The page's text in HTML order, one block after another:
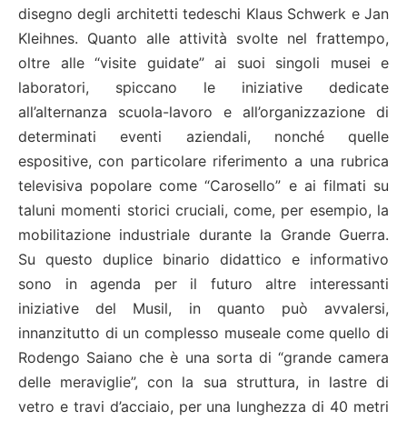
disegno degli architetti tedeschi Klaus Schwerk e Jan
Kleihnes. Quanto alle attività svolte nel frattempo,
oltre alle “visite guidate” ai suoi singoli musei e
laboratori, spiccano le iniziative dedicate
all’alternanza scuola-lavoro e all’organizzazione di
determinati eventi aziendali, nonché quelle
espositive, con particolare riferimento a una rubrica
televisiva popolare come “Carosello” e ai filmati su
taluni momenti storici cruciali, come, per esempio, la
mobilitazione industriale durante la Grande Guerra.
Su questo duplice binario didattico e informativo
sono in agenda per il futuro altre interessanti
iniziative del Musil, in quanto può avvalersi,
innanzitutto di un complesso museale come quello di
Rodengo Saiano che è una sorta di “grande camera
delle meraviglie”, con la sua struttura, in lastre di
vetro e travi d’acciaio, per una lunghezza di 40 metri